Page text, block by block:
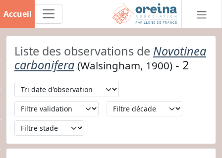
Accueil
Liste des observations de Novotinea
carbonifera (Walsingham, 1900) - 2